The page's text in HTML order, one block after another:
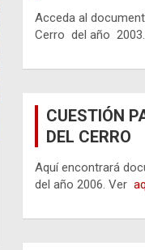
Acceda al
Cerro del año
CUESTIÓN
DEL CERRO
Aquí encontrará
del año 2006. Ver